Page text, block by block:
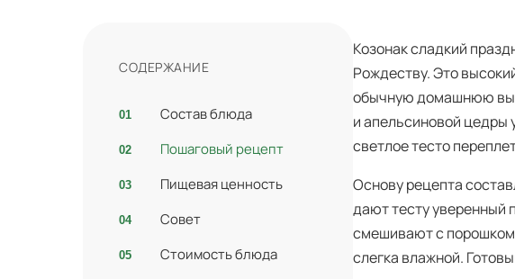
СОДЕРЖАНИЕ
Состав блюда
Пошаговый рецепт
Пищевая ценность
Совет
Стоимость блюда
Козонак сладкий
Рождеству. Это
обычную домашнюю
и апельсиновой цедры
светлое тесто
Основу рецепта
дают тесту уверенный
смешивают с порошком
слегка влажной.